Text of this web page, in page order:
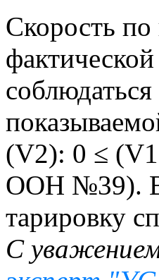
Скорость
(V2): 0 ≤
ООН №39). В
тарировку
С